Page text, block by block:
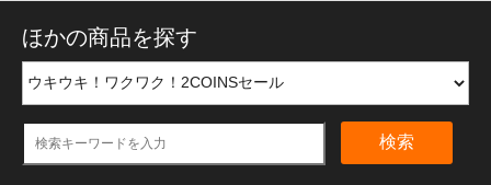
ほかの商品を探す
検索